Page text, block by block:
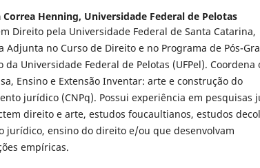
Correa Henning, Universidade Federal de Pelotas
Direito pela Universidade Federal de Santa Catarina,
Adjunta no Curso de Direito e no Programa de Pós-
da Universidade Federal de Pelotas (UFPel). Coordena
Ensino e Extensão Inventar: arte e construção do
jurídico (CNPq). Possui experiência em pesquisas
direito e arte, estudos foucaultianos, estudos
jurídico, ensino do direito e/ou que desenvolvam
empíricas.